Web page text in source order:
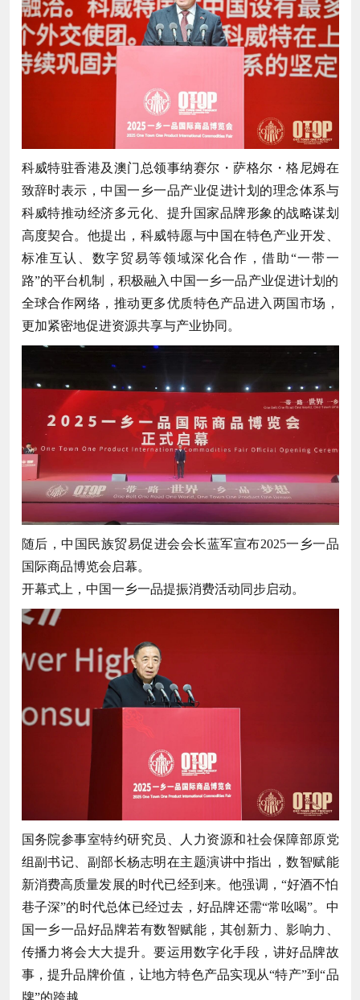
科威特驻香港及澳门总领事纳赛尔・萨格尔・格尼姆在
致辞时表示，中国一乡一品产业促进计划的理念体系与
科威特推动经济多元化、提升国家品牌形象的战略谋划
高度契合。他提出，科威特愿与中国在特色产业开发、
标准互认、数字贸易等领域深化合作，借助“一带一
路”的平台机制，积极融入中国一乡一品产业促进计划的
全球合作网络，推动更多优质特色产品进入两国市场，
更加紧密地促进资源共享与产业协同。
随后，中国民族贸易促进会会长蓝军宣布2025一乡一品
国际商品博览会启幕。
开幕式上，中国一乡一品提振消费活动同步启动。
国务院参事室特约研究员、人力资源和社会保障部原党
组副书记、副部长杨志明在主题演讲中指出，数智赋能
新消费高质量发展的时代已经到来。他强调，“好酒不怕
巷子深”的时代总体已经过去，好品牌还需“常吆喝”。中
国一乡一品好品牌若有数智赋能，其创新力、影响力、
传播力将会大大提升。要运用数字化手段，讲好品牌故
事，提升品牌价值，让地方特色产品实现从“特产”到“品
牌”的跨越。